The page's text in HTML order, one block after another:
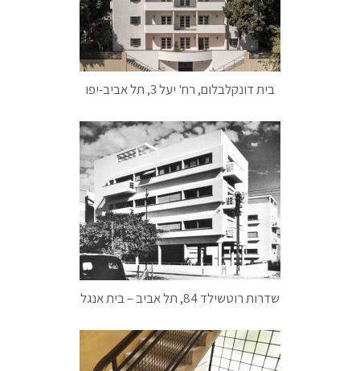
בית דונקלבלום, רח' יעל 3, תל אביב-יפו
שדרות רוטשילד 84, תל אביב – בית אנגל